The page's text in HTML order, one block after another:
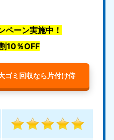
ペーン実施中！
10％OFF
ゴミ回収なら片付け侍